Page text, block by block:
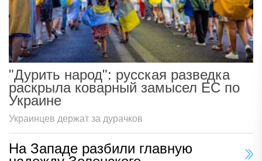
"Дурить народ": русская разведка
раскрыла коварный замысел ЕС по
Украине
Украинцев держат за дурачков
На Западе разбили главную